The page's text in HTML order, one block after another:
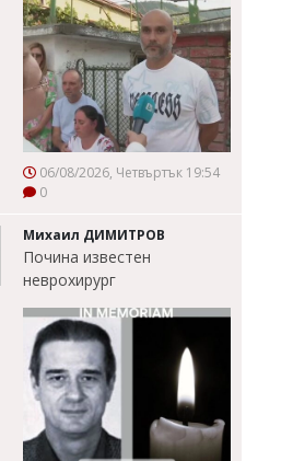
06/08/2026, Четвъртък 19:54
0
Михаил ДИМИТРОВ
Почина известен
неврохирург